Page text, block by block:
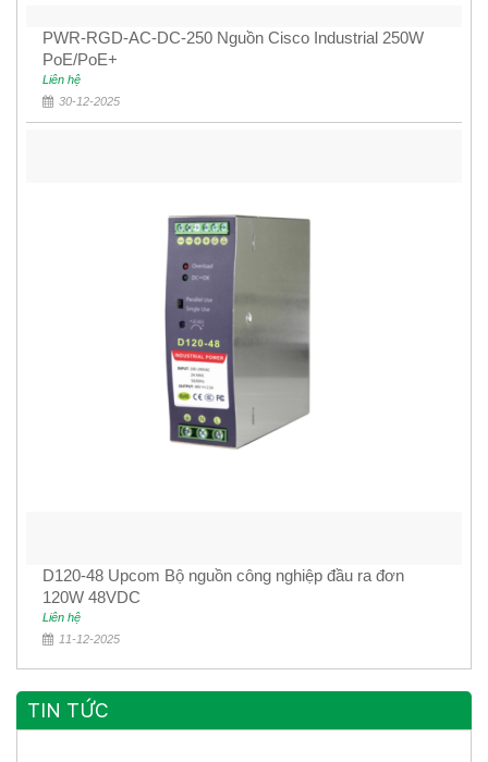
PWR-RGD-AC-DC-250 Nguồn Cisco Industrial 250W
PoE/PoE+
Liên hệ
30-12-2025
D120-48 Upcom Bộ nguồn công nghiệp đầu ra đơn
120W 48VDC
Liên hệ
11-12-2025
TIN TỨC